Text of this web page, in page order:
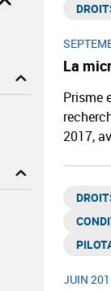
La
Prisme
2017,
JUIN